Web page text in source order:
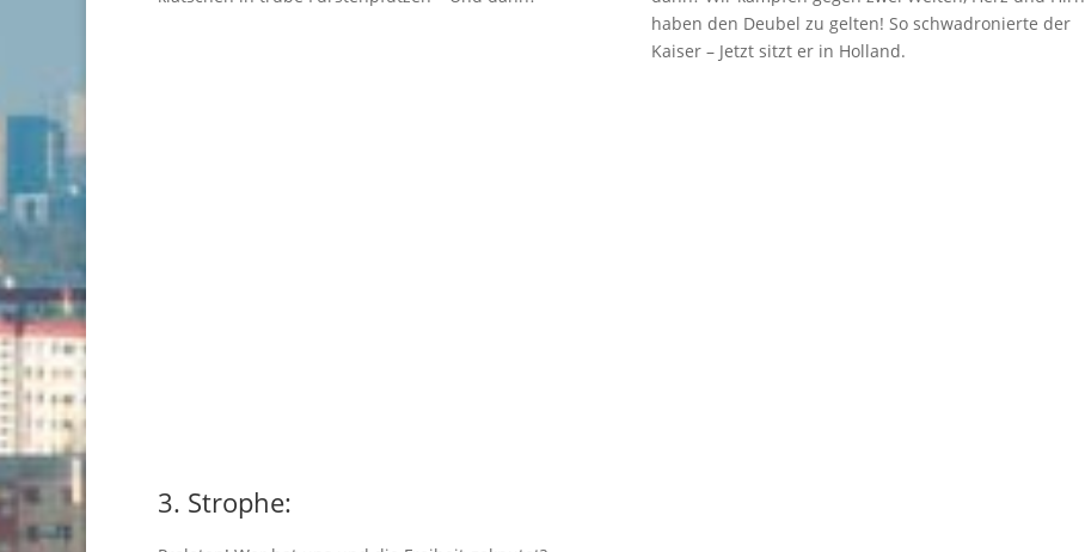
haben den Deubel zu gelten! So schwadronierte der
Kaiser – Jetzt sitzt er in Holland.
3. Strophe: